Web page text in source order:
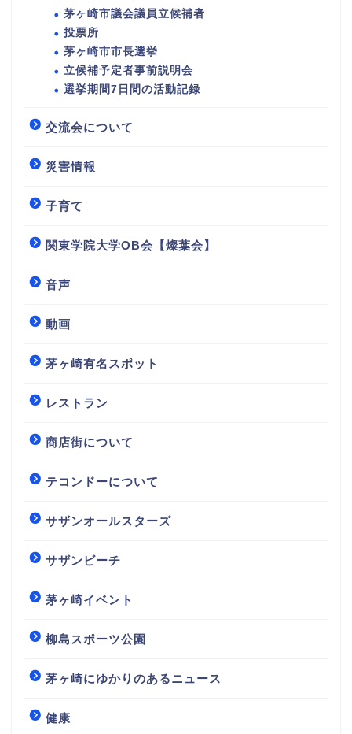
茅ヶ崎市議会議員立候補者
投票所
茅ヶ崎市市長選挙
立候補予定者事前説明会
選挙期間7日間の活動記録
交流会について
災害情報
子育て
関東学院大学OB会【燦葉会】
音声
動画
茅ヶ崎有名スポット
レストラン
商店街について
テコンドーについて
サザンオールスターズ
サザンビーチ
茅ヶ崎イベント
柳島スポーツ公園
茅ヶ崎にゆかりのあるニュース
健康